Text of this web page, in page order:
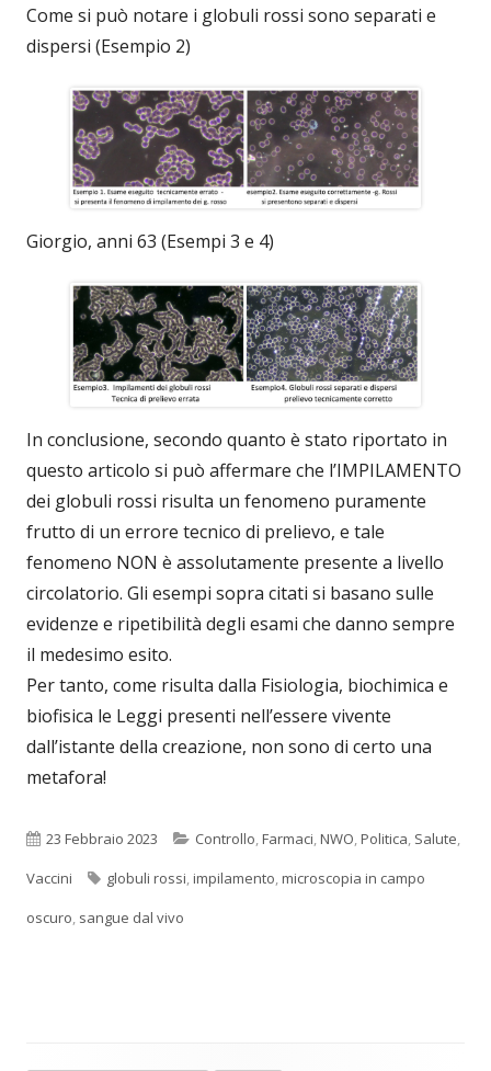
Come si può notare i globuli rossi sono separati e
dispersi (Esempio 2)
Giorgio, anni 63 (Esempi 3 e 4)
In conclusione, secondo quanto è stato riportato in
questo articolo si può affermare che l’IMPILAMENTO
dei globuli rossi risulta un fenomeno puramente
frutto di un errore tecnico di prelievo, e tale
fenomeno NON è assolutamente presente a livello
circolatorio. Gli esempi sopra citati si basano sulle
evidenze e ripetibilità degli esami che danno sempre
il medesimo esito.
Per tanto, come risulta dalla Fisiologia, biochimica e
biofisica le Leggi presenti nell’essere vivente
dall’istante della creazione, non sono di certo una
metafora!
Pubblicato
23 Febbraio 2023 Categorie
Controllo,Farmaci,NWO,Politica, Salute,
Vaccini
Tag
globuli rossi,impilamento,microscopia in campo
oscuro, sangue dal vivo